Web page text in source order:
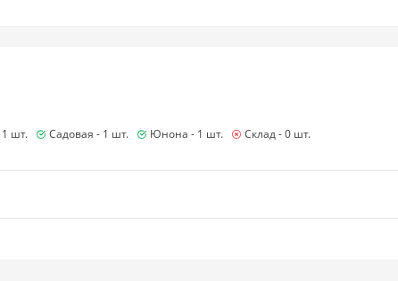
1 шт. Садовая - 1 шт. Юнона - 1 шт. Склад -0 шт.